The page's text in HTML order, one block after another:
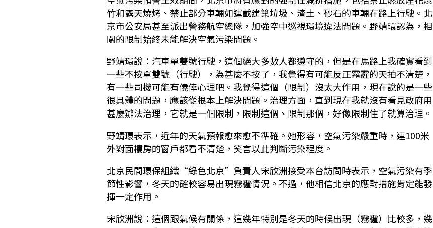
竹和露天燒烤、禁止部分車輛如運載建築垃圾、渣土、砂石的車輛在路上行駛。北
京市公安局甚至派出警務航空總隊，加強空中巡視環境違法問題。野靖環認為，相
關的限制始終未能解決空氣污染問題。
野靖環說：汽車單雙號行駛，這個絕大多數人都遵守的，但是在馬路上我確實看到
一些不按單雙號（行駛），為甚麼不按了，我覺得有可能反正霧霾的天拍不清楚，
有一些司機可能有僥倖心理吧。我覺得這個（限制）沒太大作用，現在說的是一些
很具體的問題，應該從根本上解決問題。治理方面，直到現在我就沒有看見政府用
甚麼辦法治理，它就是一個限制，限制這個、限制那個，好像限制住了就算治理。
野靖環表示，近年的天氣預報愈來愈不準確。她形容，空氣污染嚴重時，連100米
外對面樓房的窗戶都看不清楚，笑言以此判斷污染程度。
北京民間環保組織“綠色北京”負責人宋欣洲接受本台訪問時表示，空氣污染有季
節性影響，冬天的確較容易出現霧霾情況。不過，他相信北京的應對措施肯定能發
揮一定作用。
宋欣洲說：這個跟氣候有關係，這幾年特別是冬天的時候出現（霧霾）比較多，幾